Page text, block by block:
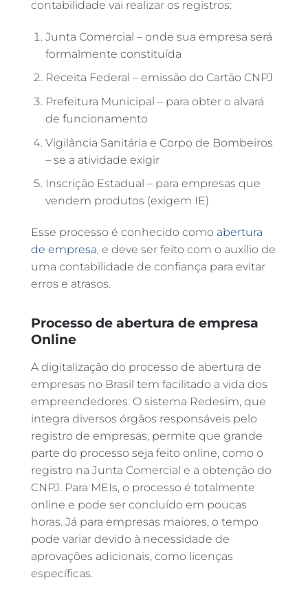
contabilidade vai realizar os registros:
Junta Comercial – onde sua empresa será
formalmente constituída
Receita Federal – emissão do Cartão CNPJ
Prefeitura Municipal – para obter o alvará
de funcionamento
Vigilância Sanitária e Corpo de Bombeiros
– se a atividade exigir
Inscrição Estadual – para empresas que
vendem produtos (exigem IE)
Esse processo é conhecido como abertura
de empresa, e deve ser feito com o auxílio de
uma contabilidade de confiança para evitar
erros e atrasos.
Processo de abertura de empresa
Online
A digitalização do processo de abertura de
empresas no Brasil tem facilitado a vida dos
empreendedores. O sistema Redesim, que
integra diversos órgãos responsáveis pelo
registro de empresas, permite que grande
parte do processo seja feito online, como o
registro na Junta Comercial e a obtenção do
CNPJ. Para MEIs, o processo é totalmente
online e pode ser concluído em poucas
horas. Já para empresas maiores, o tempo
pode variar devido à necessidade de
aprovações adicionais, como licenças
específicas.